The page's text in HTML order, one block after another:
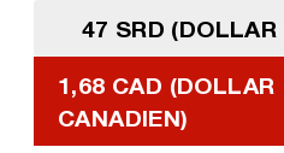
47 SRD (DOLLAR
1,68 CAD (DOLLAR
CANADIEN)